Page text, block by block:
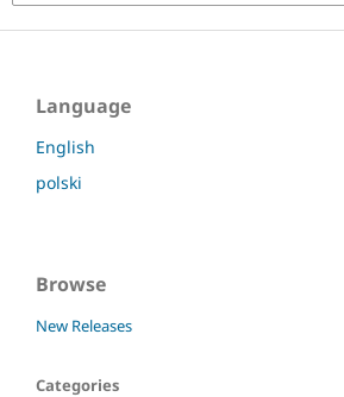
Language
English
polski
Browse
New Releases
Categories